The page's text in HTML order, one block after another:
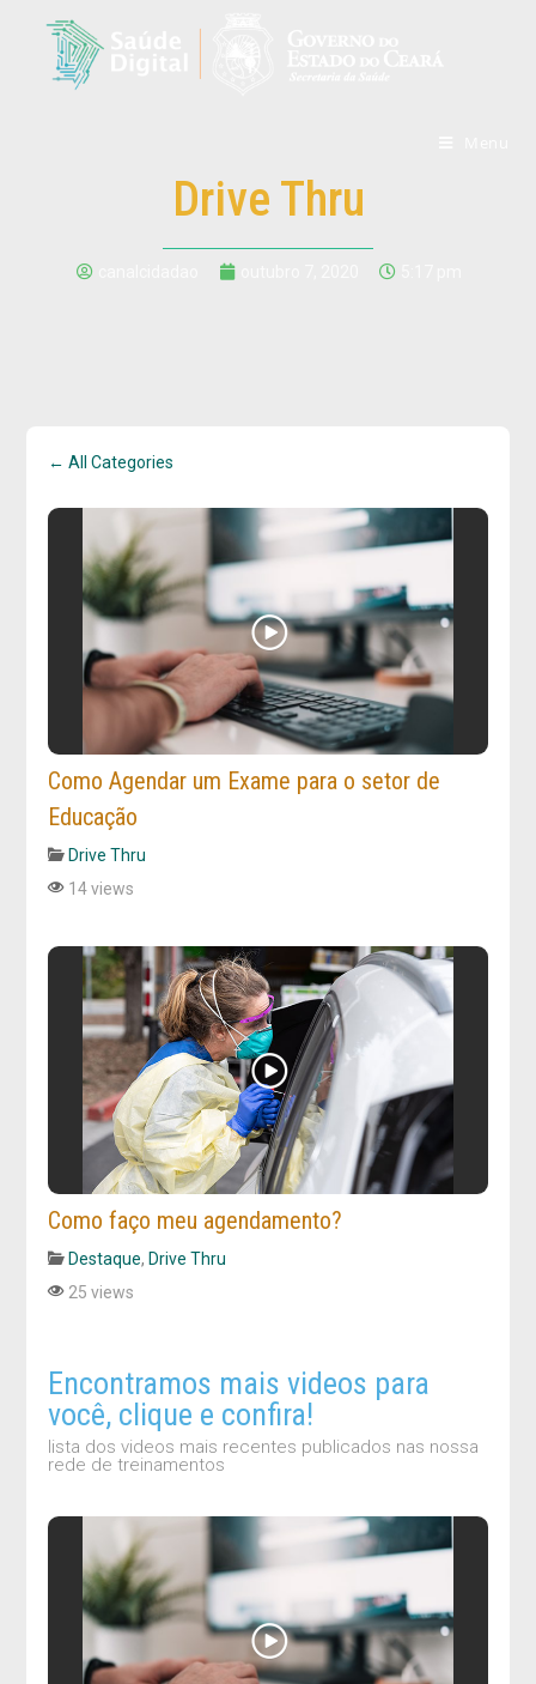
Drive Thru
← All Categories
Como Agendar um Exame para o setor de
Educação
Drive Thru
14 views
Como faço meu agendamento?
Destaque, Drive Thru
25 views
Encontramos mais videos para
você, clique e confira!
lista dos videos mais recentes publicados nas nossa
rede de treinamentos